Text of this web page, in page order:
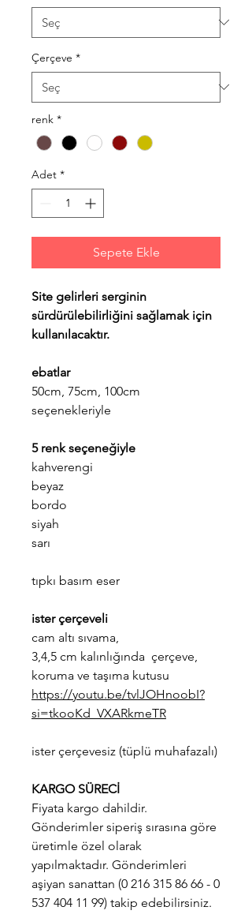
Çerçeve *
renk *
Adet *
Sepete Ekle
Site gelirleri serginin
sürdürülebilirliğini sağlamak için
kullanılacaktır.
ebatlar
50cm, 75cm, 100cm
seçenekleriyle
5 renk seçeneğiyle
kahverengi
beyaz
bordo
siyah
sarı
tıpkı basım eser
ister çerçeveli
cam altı sıvama,
3,4,5 cm kalınlığında çerçeve,
koruma ve taşıma kutusu
https://youtu.be/tvlJOHnoobI?
si=tkooKd_VXARkmeTR
ister çerçevesiz (tüplü muhafazalı)
KARGO SÜRECİ
Fiyata kargo dahildir.
Gönderimler siperiş sırasına göre
üretimle özel olarak
yapılmaktadır. Gönderimleri
aşiyan sanattan (0 216 315 86 66 - 0
537 404 11 99) takip edebilirsiniz.